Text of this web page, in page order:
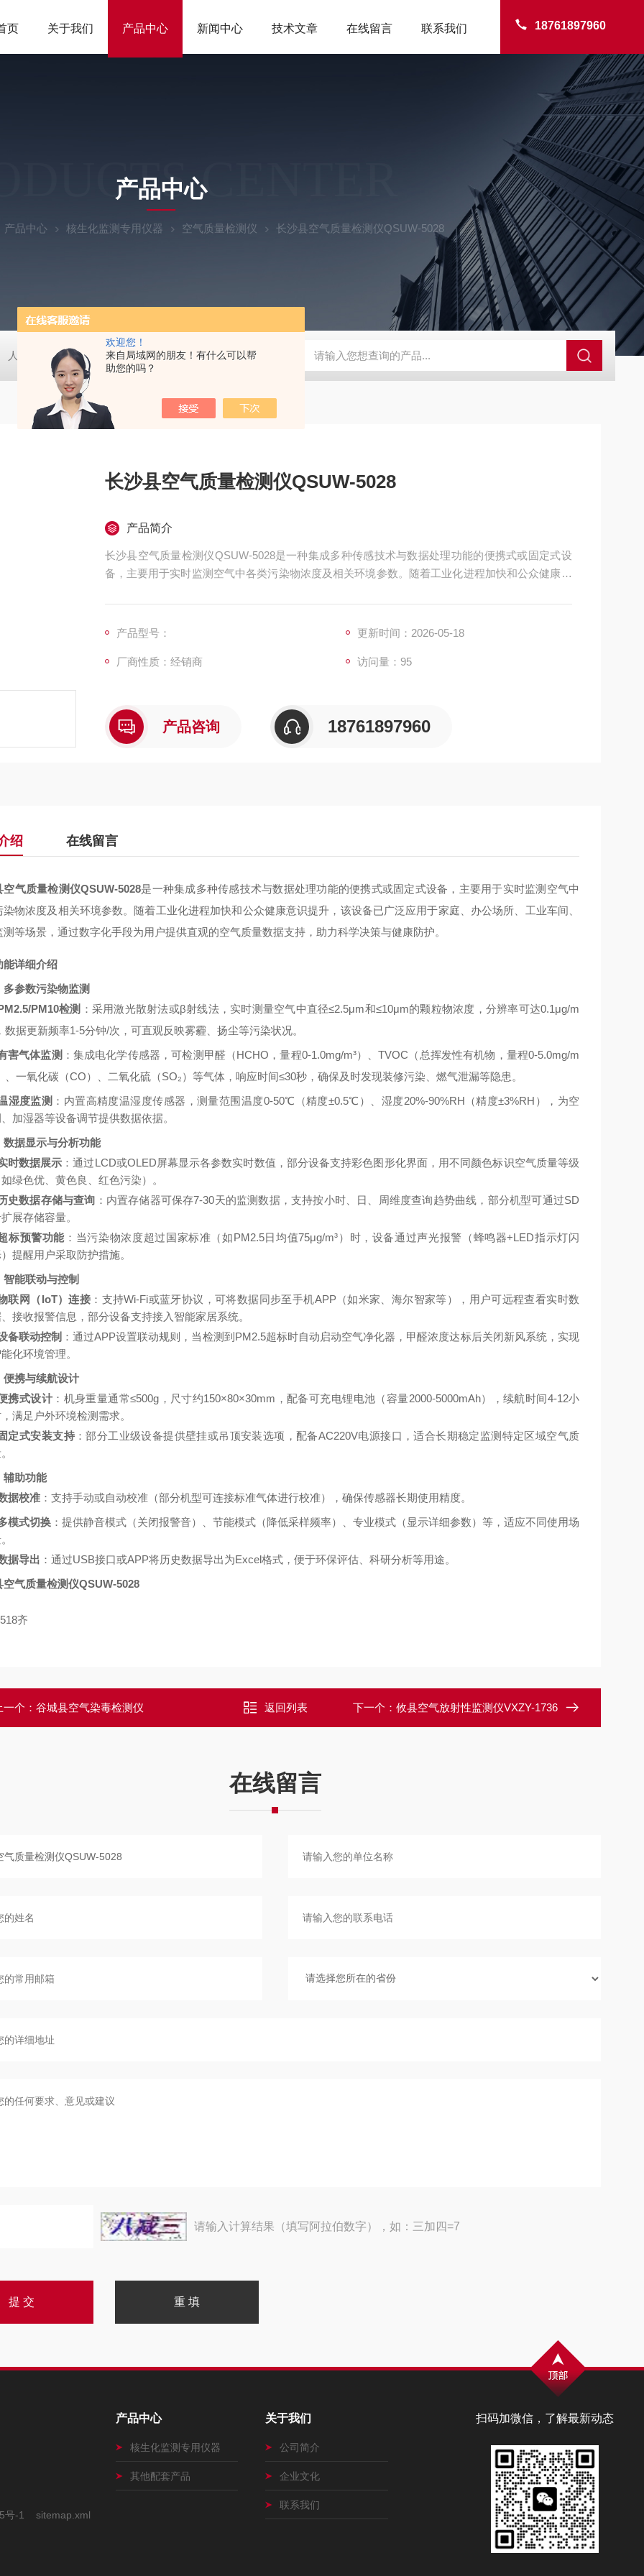
欢迎您！
来自局域网的朋友！有什么可以帮
助您的吗？
18761897960
页 关于我们 产品中心 新闻中心 技术文章 在线留言 联系我们
CENTER
产品中心
产品中心 核生化监测专用仪器 空气质量检测仪 长沙县空气质量检测仪QSUW-5028
人防EPS电源柜 人防电动门控制箱 人防密闭盒 一氧化碳监控系统 人防通讯设备系统 人防呼叫按钮
长沙县空气质量检测仪QSUW-5028
产品简介
长沙县空气质量检测仪QSUW-5028是一种集成多种传感技术与数据处理功能的便携式或固定式设
备，主要用于实时监测空气中各类污染物浓度及相关环境参数。随着工业化进程加快和公众健康意
产品型号：
更新时间：2026-05-18
厂商性质：经销商 访问量：95
产品咨询 18761897960
绍 在线留言
空气质量检测仪QSUW-5028是一种集成多种传感技术与数据处理功能的便携式或固定式设备，主要用于实时监测空气中
染物浓度及相关环境参数。随着工业化进程加快和公众健康意识提升，该设备已广泛应用于家庭、办公场所、工业车间、
测等场景，通过数字化手段为用户提供直观的空气质量数据支持，助力科学决策与健康防护。
能详细介绍
多参数污染物监测
PM10检测 ：采用激光散射法或β射线法，实时测量空气中直径≤2.5μm和≤10μm的颗粒物浓度，分辨率可达0.1μg/m
数据更新频率1-5分钟/次，可直观反映雾霾、扬尘等污染状况。
害气体监测 ：集成电化学传感器，可检测甲醛（HCHO，量程0-1.0mg/m³）、TVOC（总挥发性有机物，量程0-5.0mg/m
、一氧化碳（CO）、二氧化硫（SO₂）等气体，响应时间≤30秒，确保及时发现装修污染、燃气泄漏等隐患。
湿度监测 ：内置高精度温湿度传感器，测量范围温度0-50℃ （精度±0.5℃ ）、湿度20%-90%RH （精度±3%RH ），为空
加湿器等设备调节提供数据依据。
数据显示与分析功能
时数据展示 ：通过LCD或OLED屏幕显示各参数实时数值，部分设备支持彩色图形化界面，用不同颜色标识空气质量等级
绿色优、黄色良、红色污染）。
史数据存储与查询 ：内置存储器可保存7-30天的监测数据，支持按小时、日、周维度查询趋势曲线，部分机型可通过SD
展存储容量。
标预警功能 ：当污染物浓度超过国家标准（如PM2.5日均值75μg/m³）时，设备通过声光报警（蜂鸣器+LED指示灯闪
提醒用户采取防护措施。
智能联动与控制
联网（IoT）连接 ：支持Wi-Fi或蓝牙协议，可将数据同步至手机APP（如米家、海尔智家等），用户可远程查看实时数
接收报警信息，部分设备支持接入智能家居系统。
备联动控制 ：通过APP设置联动规则，当检测到PM2.5超标时自动启动空气净化器，甲醛浓度达标后关闭新风系统，实现
化环境管理。
便携与续航设计
携式设计 ：机身重量通常≤500g，尺寸约150×80×30mm ，配备可充电锂电池（容量2000-5000mAh），续航时间4-12小
满足户外环境检测需求。
定式安装支持：部分工业级设备提供壁挂或吊顶安装选项，配备AC220V电源接口，适合长期稳定监测特定区域空气质
辅助功能
据校准：支持手动或自动校准（部分机型可连接标准气体进行校准），确保传感器长期使用精度。
模式切换：提供静音模式（关闭报警音）、节能模式（降低采样频率）、专业模式（显示详细参数）等，适应不同使用场
据导出 ：通过USB接口或APP将历史数据导出为Excel格式，便于环保评估、科研分析等用途。
空气质量检测仪QSUW-5028
齐
一个： 谷城县空气染毒检测仪 返回列表 下一个： 攸县空气放射性监测仪VXZY-1736
在线留言
请输入计算结果（填写阿拉伯数字），如：三加四=7
扫码加微信，了解最新动态
号-1 sitemap.xml
产品中心
核生化监测专用仪器
其他配套产品
关于我们
公司简介
企业文化
联系我们